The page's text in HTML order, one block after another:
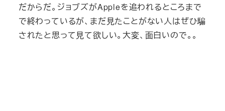
だからだ。ジョブズがAppleを追われるところまで
で終わっているが、まだ見たことがない人はぜひ騙
されたと思って見て欲しい。大変、面白いので。。